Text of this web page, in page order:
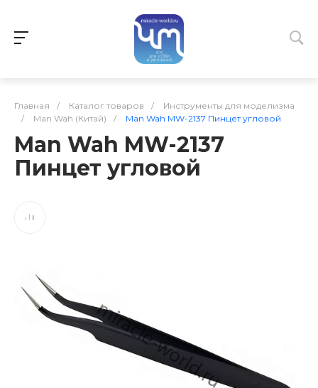
Главная / Каталог товаров /
Инструменты для моделизма
/
Man Wah (Китай) / Man Wah MW-2137 Пинцет угловой
Man Wah MW-2137
Пинцет угловой